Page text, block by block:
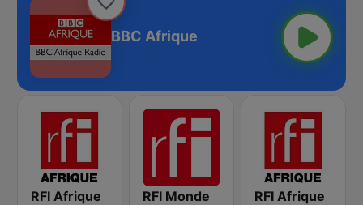
BBC Afrique
RFI Afrique RFI Monde RFI Afrique